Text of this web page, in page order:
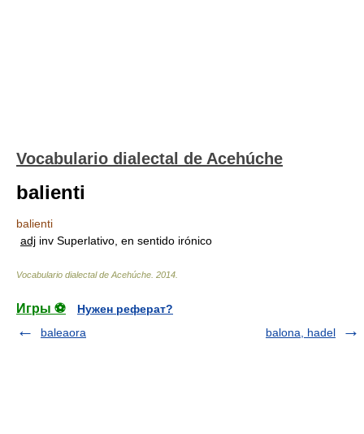
Vocabulario dialectal de Acehúche
balienti
balienti
adj inv Superlativo, en sentido irónico
Vocabulario dialectal de Acehúche 2014
Игры ⚽
Нужен реферат?
baleaora
balona, hadel